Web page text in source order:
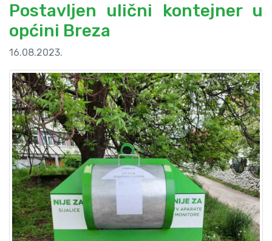
Postavljen ulični kontejner u
općini Breza
16.08.2023.